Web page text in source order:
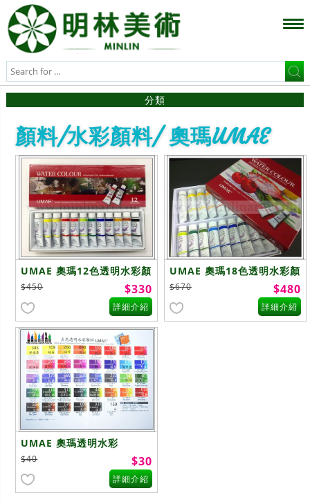
分類
顏料/水彩顏料/ 奧瑪UMAE
UMAE 奧瑪12色透明水彩顏
料
$450 $330
詳細介紹
UMAE 奧瑪18色透明水彩顏
料
$670 $480
詳細介紹
UMAE 奧瑪透明水彩
15ml/條
$40 $30
詳細介紹